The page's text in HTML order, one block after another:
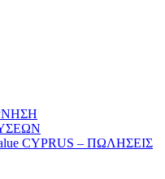
CYPRUS – ΠΩΛΗΣΕΙΣ